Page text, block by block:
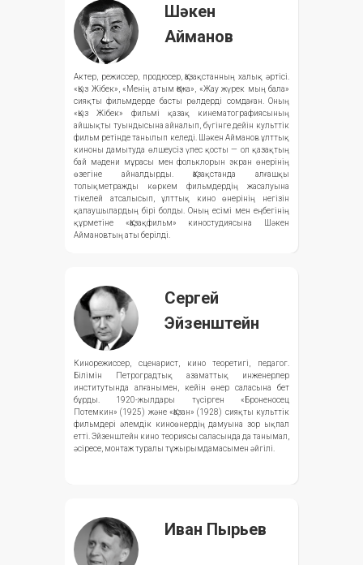
Шәкен
Айманов
Актер, режиссер, продюсер, Қазақстанның халық әртісі.
«Қыз Жібек», «Менің атым Қожа», «Жау жүрек мың бала»
сияқты фильмдерде басты рөлдерді сомдаған. Оның
«Қыз Жібек» фильмі қазақ кинематографиясының
айшықты туындысына айналып, бүгінге дейін культтік
фильм ретінде танылып келеді. Шәкен Айманов ұлттық
киноны дамытуда өлшеусіз үлес қосты — ол қазақтың
бай мәдени мұрасы мен фольклорын экран өнерінің
өзегіне айналдырды. Қазақстанда алғашқы
толықметражды көркем фильмдердің жасалуына
тікелей атсалысып, ұлттық кино өнерінің негізін
қалаушылардың бірі болды. Оның есімі мен еңбегінің
құрметіне «Қазақфильм» киностудиясына Шәкен
Аймановтың аты берілді.
Сергей
Эйзенштейн
Кинорежиссер, сценарист, кино теоретигі, педагог.
Білімін Петроградтық азаматтық инженерлер
институтында алғанымен, кейін өнер саласына бет
бұрды. 1920-жылдары түсірген «Броненосец
Потемкин» (1925) және «Қазан» (1928) сияқты культтік
фильмдері әлемдік киноөнердің дамуына зор ықпал
етті. Эйзенштейн кино теориясы саласында да танымал,
әсіресе, монтаж туралы тұжырымдамасымен әйгілі.
Иван Пырьев